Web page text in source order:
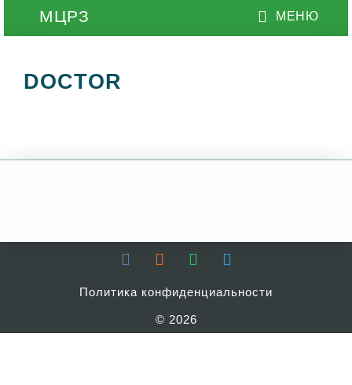
DOCTOR
© 2026
Политика конфиденциальности